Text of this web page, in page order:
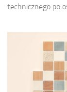
technicznego po